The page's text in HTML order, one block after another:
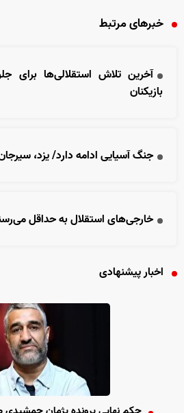
خبرهای مرتبط
آخرین تلاش استقلالی‌ها برای
بازیکنان
جنگ آسیایی ادامه دارد/ یزد،
خارجی‌های استقلال به حداقل
اخبار پیشنهادی